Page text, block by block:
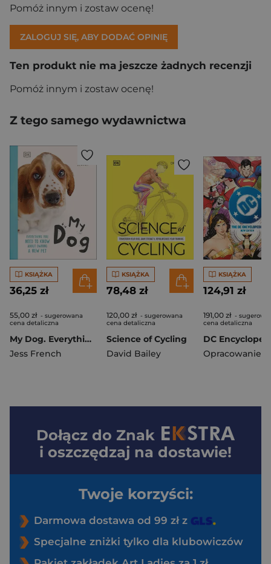
Pomóż innym i zostaw ocenę!
ZALOGUJ SIĘ, ABY DODAĆ OPINIĘ
Ten produkt nie ma jeszcze żadnych recenzji
Pomóż innym i zostaw ocenę!
Z tego samego wydawnictwa
KSIĄŻKA
36,25 zł
55,00 zł - sugerowana
cena detaliczna
My Dog. Everything You Need to Know About Owning a New Pet
Jess French
KSIĄŻKA
78,48 zł
120,00 zł - sugerowana
cena detaliczna
Science of Cycling
David Bailey
KSIĄŻKA
124,91 zł
191,00 zł -
cena detaliczna
Dołącz do Znak
i oszczędzaj na dostawie!
Twoje korzyści:
Darmowa dostawa od 99 zł z
Specjalne zniżki tylko dla klubowiczów